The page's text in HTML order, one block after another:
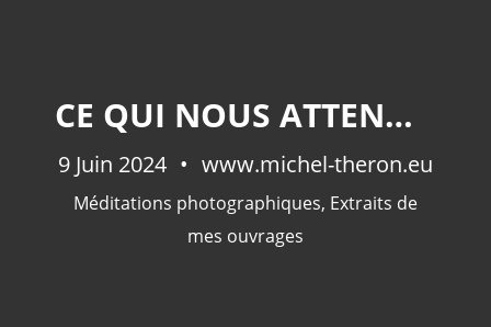
CE QUI NOUS ATTEND...
9 Juin 2024 www.michel-theron.eu
Méditations photographiques, Extraits de
mes ouvrages